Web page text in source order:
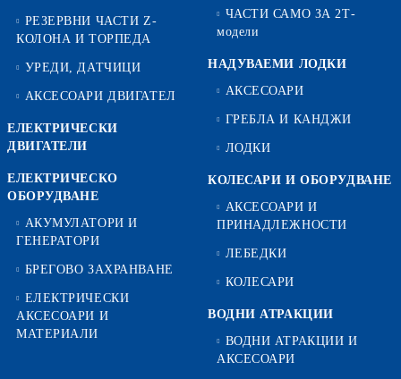
РЕЗЕРВНИ ЧАСТИ Z-
КОЛОНА И ТОРПЕДА
УРЕДИ, ДАТЧИЦИ
АКСЕСОАРИ ДВИГАТЕЛ
ЕЛЕКТРИЧЕСКИ
ДВИГАТЕЛИ
ЕЛЕКТРИЧЕСКО
ОБОРУДВАНЕ
АКУМУЛАТОРИ И
ГЕНЕРАТОРИ
БРЕГОВО ЗАХРАНВАНЕ
ЕЛЕКТРИЧЕСКИ
АКСЕСОАРИ И
МАТЕРИАЛИ
ЧАСТИ САМО ЗА 2Т-
модели
НАДУВАЕМИ ЛОДКИ
АКСЕСОАРИ
ГРЕБЛА И КАНДЖИ
ЛОДКИ
КОЛЕСАРИ И ОБОРУДВАНЕ
АКСЕСОАРИ И
ПРИНАДЛЕЖНОСТИ
ЛЕБЕДКИ
КОЛЕСАРИ
ВОДНИ АТРАКЦИИ
ВОДНИ АТРАКЦИИ И
АКСЕСОАРИ